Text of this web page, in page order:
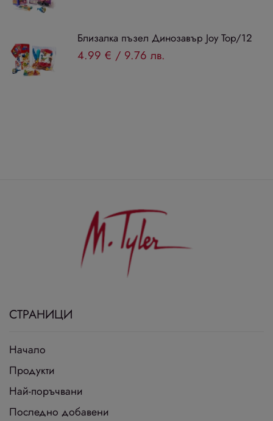
Близалка пъзел Динозавър Joy Top/12
4.99 € / 9.76 лв.
СТРАНИЦИ
Начало
Продукти
Най-поръчвани
Последно добавени